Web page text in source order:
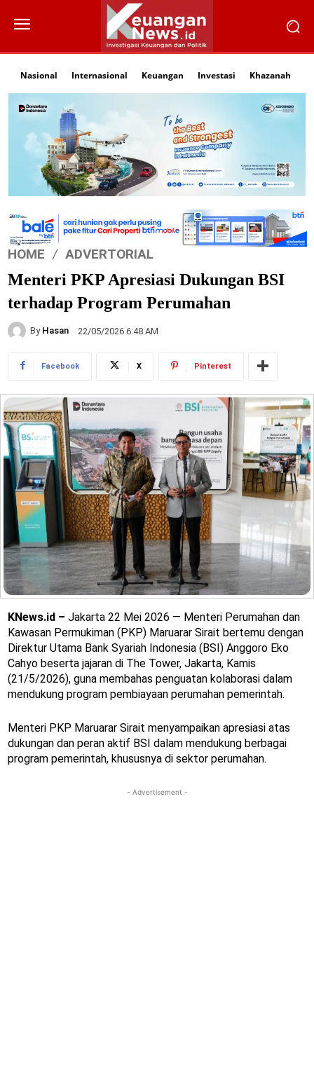
Nasional Internasional Keuangan Investasi Khazanah
HOME ADVERTORIAL
Menteri PKP Apresiasi Dukungan BSI
terhadap Program Perumahan
By Hasan 22/05/2026 6:48 AM
Facebook X Pinterest
KNews.id – Jakarta 22 Mei 2026 — Menteri Perumahan dan
Kawasan Permukiman (PKP) Maruarar Sirait bertemu dengan
Direktur Utama Bank Syariah Indonesia (BSI) Anggoro Eko
Cahyo beserta jajaran di The Tower, Jakarta, Kamis
(21/5/2026), guna membahas penguatan kolaborasi dalam
mendukung program pembiayaan perumahan pemerintah.
Menteri PKP Maruarar Sirait menyampaikan apresiasi atas
dukungan dan peran aktif BSI dalam mendukung berbagai
program pemerintah, khususnya di sektor perumahan.
- Advertisement -